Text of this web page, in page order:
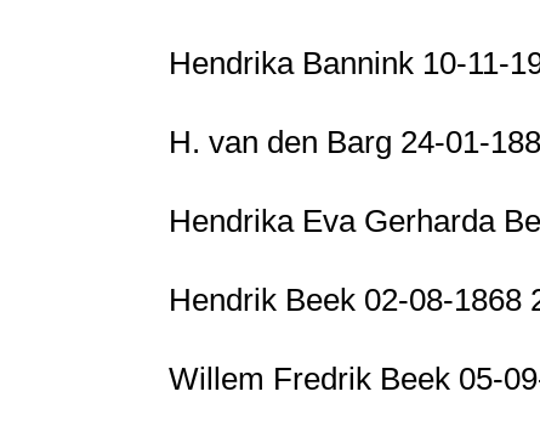
Hendrika Bannink 10-11-
H. van den Barg 24-01-
Hendrika Eva Gerharda
Hendrik Beek 02-08-1868
Willem Fredrik Beek 05-